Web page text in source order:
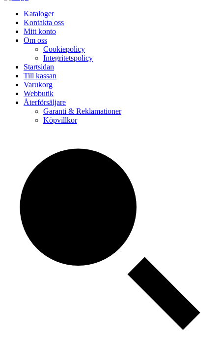
Kataloger
Kontakta oss
Mitt konto
Om oss
Cookiepolicy
Integritetspolicy
Startsidan
Till kassan
Varukorg
Webbutik
Återförsäljare
Garanti & Reklamationer
Köpvillkor